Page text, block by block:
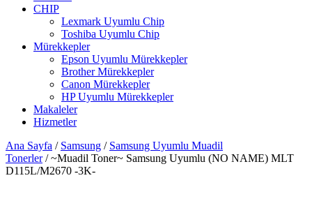
CHIP
Lexmark Uyumlu Chip
Toshiba Uyumlu Chip
Mürekkepler
Epson Uyumlu Mürekkepler
Brother Mürekkepler
Canon Mürekkepler
HP Uyumlu Mürekkepler
Makaleler
Hizmetler
Ana Sayfa / Samsung / Samsung Uyumlu Muadil
Tonerler/ ~Muadil Toner~ Samsung Uyumlu (NO NAME) MLT
D115L/M2670 -3K-